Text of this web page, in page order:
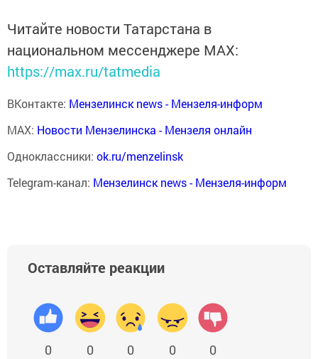
Читайте новости Татарстана в
национальном мессенджере MАХ:
https://max.ru/tatmedia
ВКонтакте: Мензелинск news - Мензеля-информ
MAX: Новости Мензелинска - Мензеля онлайн
Одноклассники: ok.ru/menzelinsk
Telegram-канал: Мензелинск news - Мензеля-информ
Оставляйте реакции
0 0 0 0 0